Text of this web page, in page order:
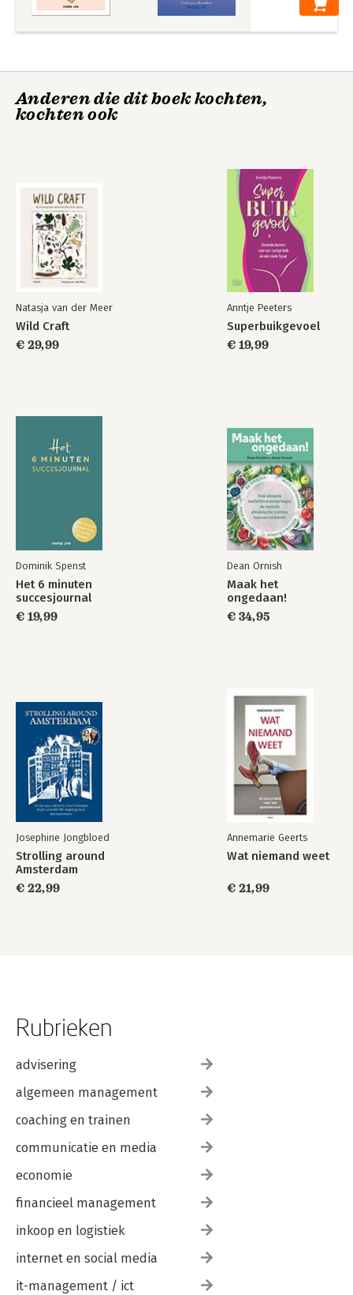
Anderen die dit boek kochten,
kochten ook
Natasja van der Meer
Wild Craft
€ 29,99
Anntje Peeters
Superbuikgevoel
€ 19,99
Dominik Spenst
Het 6 minuten
succesjournal
€ 19,99
Dean Ornish
Maak het
ongedaan!
€ 34,95
Josephine Jongbloed
Strolling around
Amsterdam
€ 22,99
Annemarie Geerts
Wat niemand weet
€ 21,99
Rubrieken
advisering
algemeen management
coaching en trainen
communicatie en media
economie
financieel management
inkoop en logistiek
internet en social media
it-management / ict